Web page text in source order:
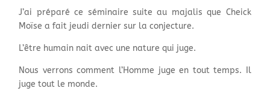
J’ai préparé ce séminaire suite au majalis que Cheick
Moïse a fait jeudi dernier sur la conjecture.
L’être humain nait avec une nature qui juge.
Nous verrons comment l’Homme juge en tout temps. Il
juge tout le monde.